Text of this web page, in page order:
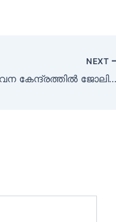
NEXT
നെയ്ത്ത് സേവന കേന്ദ്രത്തിൽ